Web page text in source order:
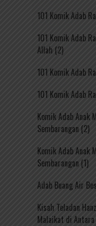
101 Komik Adab
101 Komik Adab
Allah (2)
101 Komik Adab
101 Komik Adab
Komik Adab Anak
Sembarangan (2)
Komik Adab Anak
Sembarangan (1)
Adab Buang Air
Kisah Teladan
Malaikat di